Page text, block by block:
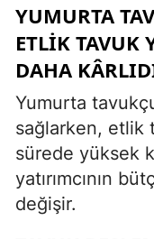
YUMURTA
ETLIK TAVUK
DAHA
Yumurta
sağlarken, etlik
sürede yüksek
yatırımcının
değişir.